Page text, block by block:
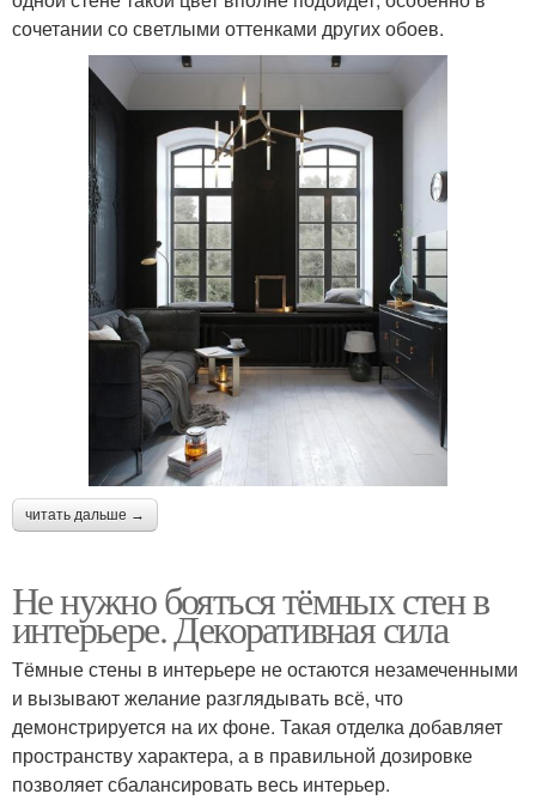
сочетании со светлыми оттенками других обоев.
читать дальше →
Не нужно бояться тёмных стен в
интерьере. Декоративная сила
Тёмные стены в интерьере не остаются незамеченными
и вызывают желание разглядывать всё, что
демонстрируется на их фоне. Такая отделка добавляет
пространству характера, а в правильной дозировке
позволяет сбалансировать весь интерьер.